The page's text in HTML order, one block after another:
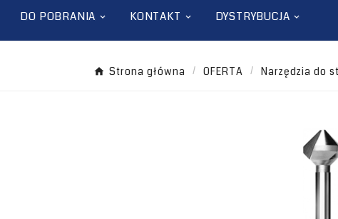
DO POBRANIA KONTAKT DYSTRYBUCJA
Strona główna OFERTA Narzędzia do